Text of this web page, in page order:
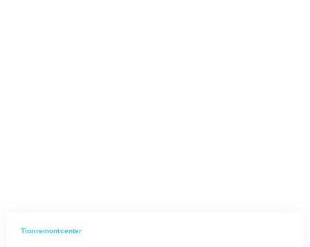
Tionremontcenter